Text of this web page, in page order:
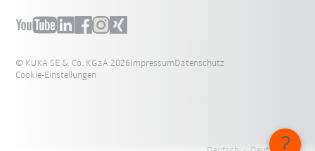
© KUKA SE & Co. KGaA 2026ImpressumDatenschutz
Cookie-Einstellungen